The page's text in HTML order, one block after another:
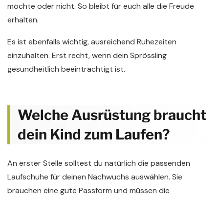
möchte oder nicht. So bleibt für euch alle die Freude
erhalten.
Es ist ebenfalls wichtig, ausreichend Ruhezeiten
einzuhalten. Erst recht, wenn dein Sprössling
gesundheitlich beeinträchtigt ist.
Welche Ausrüstung braucht
dein Kind zum Laufen?
An erster Stelle solltest du natürlich die passenden
Laufschuhe für deinen Nachwuchs auswählen. Sie
brauchen eine gute Passform und müssen die